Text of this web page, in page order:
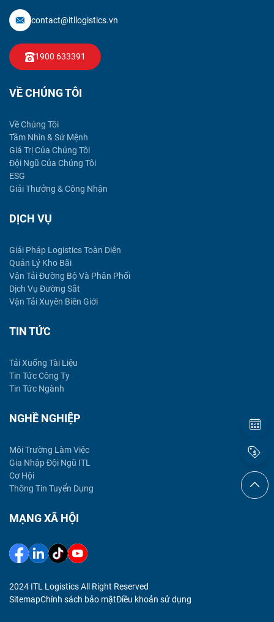
contact@itllogistics.vn
1900 633391
VỀ CHÚNG TÔI
Về Chúng Tôi
Tầm Nhìn & Sứ Mệnh
Giá Trị Của Chúng Tôi
Đội Ngũ Của Chúng Tôi
ESG
Giải Thưởng & Công Nhận
DỊCH VỤ
Giải Pháp Logistics Toàn Diện
Quản Lý Kho Bãi
Vận Tải Đường Bộ Và Phân Phối
Dịch Vụ Đường Sắt
Vận Tải Xuyên Biên Giới
TIN TỨC
Tải Xuống Tài Liệu
Tin Tức Công Ty
Tin Tức Ngành
NGHỀ NGHIỆP
Môi Trường Làm Việc
Gia Nhập Đội Ngũ ITL
Cơ Hội
Thông Tin Tuyển Dụng
MẠNG XÃ HỘI
2024 ITL Logistics All Right Reserved
SitemapChính sách bảo mậtĐiều khoản sử dụng